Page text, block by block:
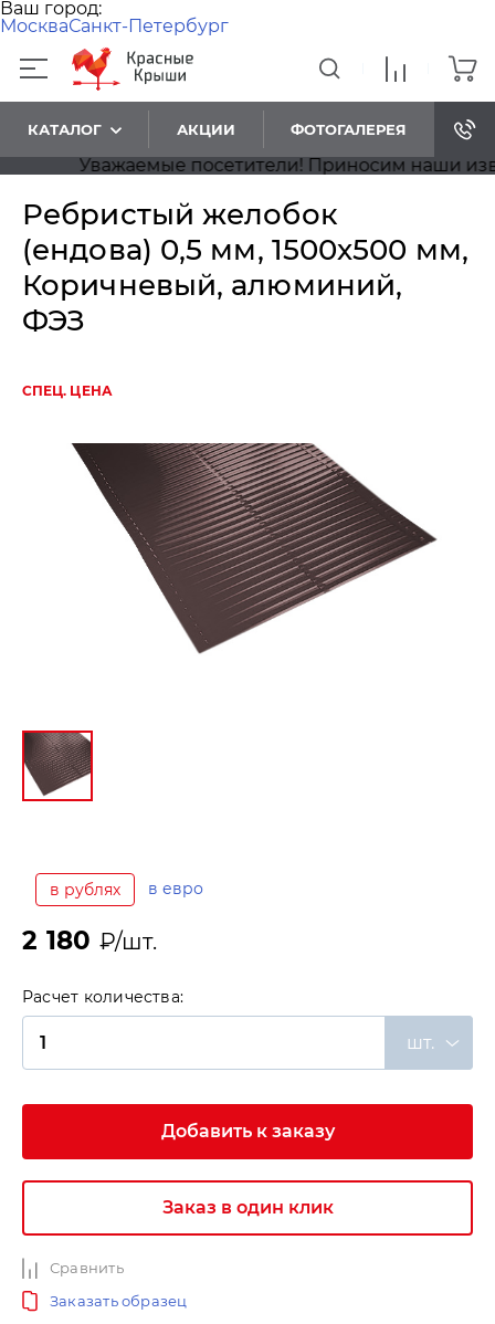
Ваш город:
МоскваСанкт-Петербург
КАТАЛОГ АКЦИИ ФОТОГАЛЕРЕЯ
Уважаемые посетители! Приносим наши
Ребристый желобок
(ендова) 0,5 мм, 1500х500 мм,
Коричневый, алюминий,
ФЭЗ
СПЕЦ. ЦЕНА
в рублях в евро
2 180 ₽/шт.
Расчет количества:
шт.
Добавить к заказу
Заказ в один клик
Сравнить
Заказать образец